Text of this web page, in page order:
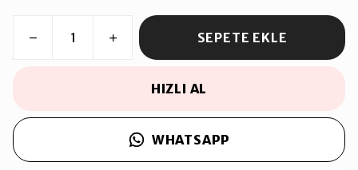
SEPETE EKLE
HIZLI AL
WHATSAPP